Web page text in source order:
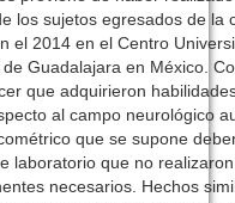
los sujetos egresados de la
el 2014 en el Centro
Guadalajara en México.
que adquirieron
al campo neurológico
que se supone
laboratorio que no
necesarios. Hechos